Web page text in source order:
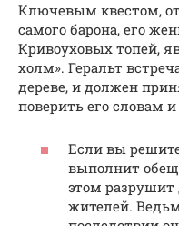
Ключевым квестом, от
самого барона, его
Кривоуховых топей,
холм». Геральт
дереве, и должен
поверить его словам и
Если вы
выполнит
этом разрушит
жителей.